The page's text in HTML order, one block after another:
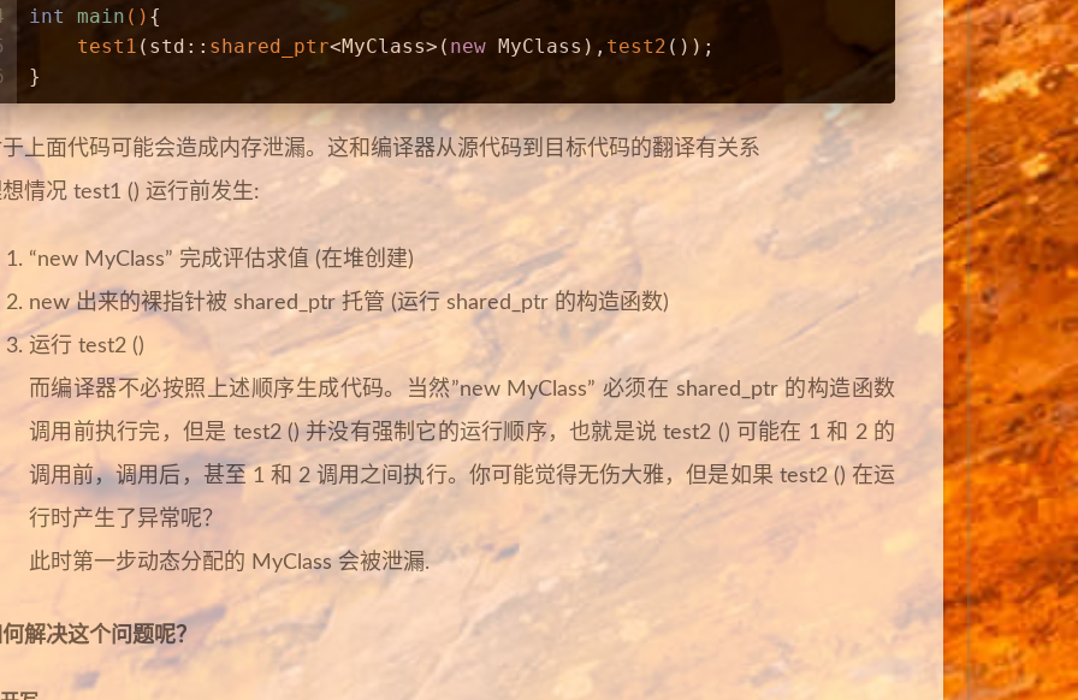
int
main () {
test1 (std:: shared_ptr<MyClass>( new MyClass), test2 ());
}
上面代码可能会造成内存泄漏。这和编译器从源代码到目标代码的翻译有关系
情况 test1 () 运行前发生:
“new MyClass” 完成评估求值 (在堆创建)
new 出来的裸指针被 shared_ptr 托管 (运行 shared_ptr 的构造函数)
运行 test2 ()
而编译器不必按照上述顺序生成代码。当然”new MyClass” 必须在 shared_ptr 的构造函数
调用前执行完，但是 test2 () 并没有强制它的运行顺序，也就是说 test2 () 可能在 1 和 2 的
调用前，调用后，甚至 1 和 2 调用之间执行。你可能觉得无伤大雅，但是如果 test2 () 在运
行时产生了异常呢？
此时第一步动态分配的 MyClass 会被泄漏.
解决这个问题呢？